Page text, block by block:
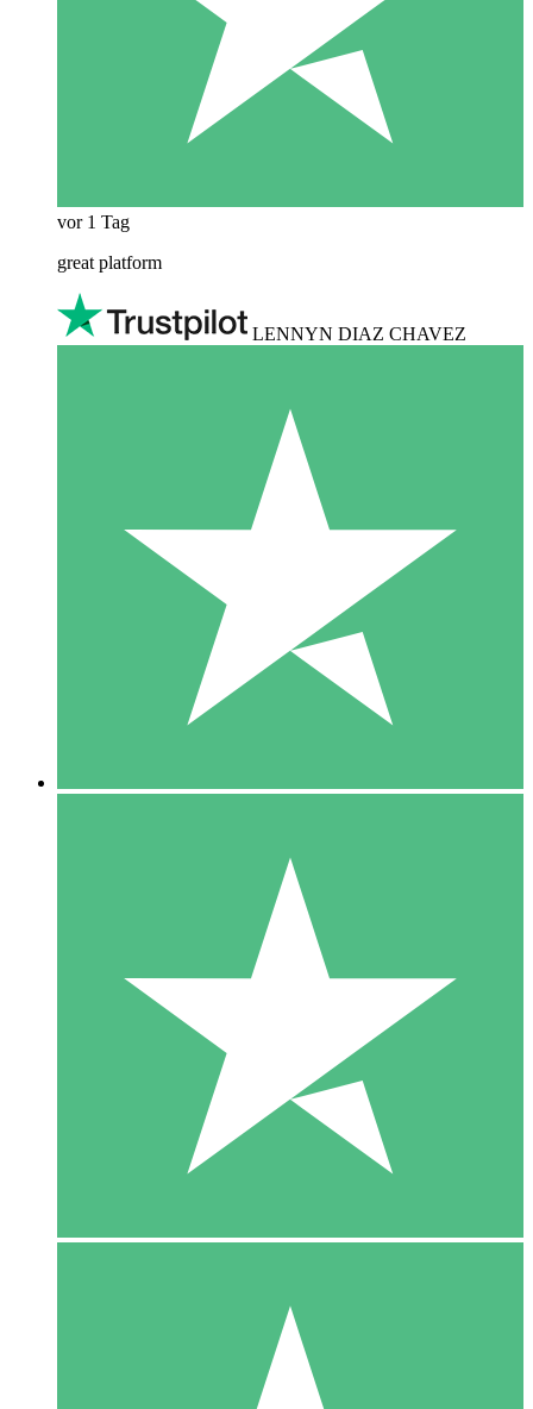
vor 1 Tag
great platform
LENNYN DIAZ CHAVEZ